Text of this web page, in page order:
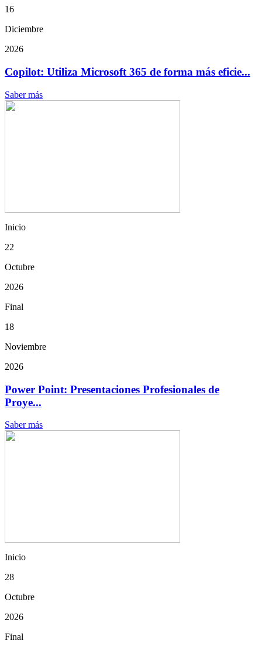
16
Diciembre
2026
Copilot: Utiliza Microsoft 365 de forma más eficie...
Saber más
Inicio
22
Octubre
2026
Final
18
Noviembre
2026
Power Point: Presentaciones Profesionales de
Proye...
Saber más
Inicio
28
Octubre
2026
Final